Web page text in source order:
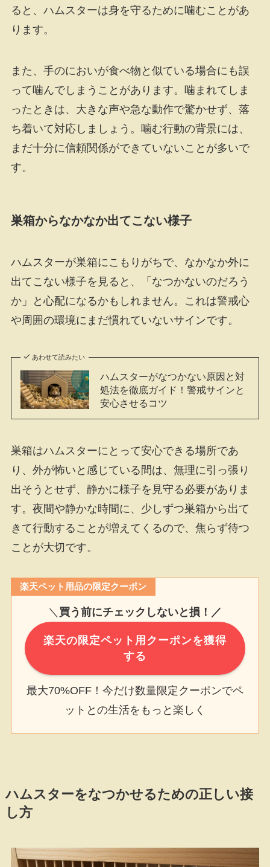
ると、ハムスターは身を守るために噛むことがあ
ります。
また、手のにおいが食べ物と似ている場合にも誤
って噛んでしまうことがあります。噛まれてしま
ったときは、大きな声や急な動作で驚かせず、落
ち着いて対応しましょう。噛む行動の背景には、
まだ十分に信頼関係ができていないことが多いで
す。
巣箱からなかなか出てこない様子
ハムスターが巣箱にこもりがちで、なかなか外に
出てこない様子を見ると、「なつかないのだろう
か」と心配になるかもしれません。これは警戒心
や周囲の環境にまだ慣れていないサインです。
あわせて読みたい
ハムスターがなつかない原因と対
処法を徹底ガイド！警戒サインと
安心させるコツ
巣箱はハムスターにとって安心できる場所であ
り、外が怖いと感じている間は、無理に引っ張り
出そうとせず、静かに様子を見守る必要がありま
す。夜間や静かな時間に、少しずつ巣箱から出て
きて行動することが増えてくるので、焦らず待つ
ことが大切です。
楽天ペット用品の限定クーポン
＼ 買う前にチェックしないと損！／
楽天の限定ペット用クーポンを獲得
する
最大70%OFF！今だけ数量限定クーポンでペ
ットとの生活をもっと楽しく
ハムスターをなつかせるための正しい接
し方